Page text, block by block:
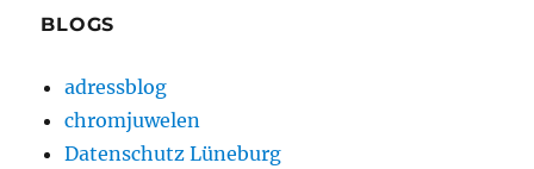
BLOGS
adressblog
chromjuwelen
Datenschutz Lüneburg